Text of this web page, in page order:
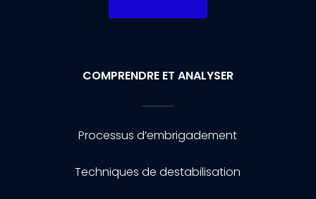
COMPRENDRE ET ANALYSER
Processus d’embrigadement
Techniques de destabilisation